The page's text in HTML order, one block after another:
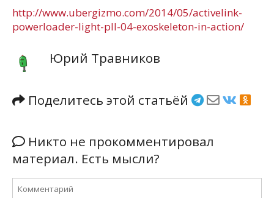
http://www.ubergizmo.com/2014/05/activelink-
powerloader-light-pll-04-exoskeleton-in-action/
Юрий Травников
Поделитесь этой статьёй
Никто не прокомментировал
материал. Есть мысли?